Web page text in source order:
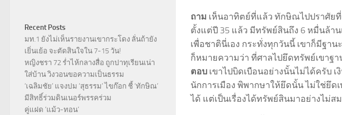
ถาม เห็นอาทิตย์ที่แล้ว ทักษิณไปปราศัยที่
ตั้งแต่ปี 35 แล้ว มีทรัพย์สินถึง 6 หมื่นล้าน
เพื่อชาตินี่เอง กระทั่งทุกวันนี้ เขาก็มีฐา
ก็หมายความว่า ที่ศาลไปยึดทรัพย์เขาฐ
ตอบ เขาไปบิดเบือนอย่างนั้นไม่ได้ครับ
นักการเมือง พิพากษาให้ยึดนั้น ไม่ใช่ยึด
ได้ แต่เป็นเรื่องได้ทรัพย์สินมาอย่างไม่
Recent Posts
มท.1 ยังไม่เห็นรายงานเขากระโดง ลั่นถ้ายัง
เยิ่นเย้อ จะตัดสินใจใน 7-15 วัน!
หญิงชรา 72 ร่ำไห้กลางสื่อ ถูกปาทุเรียนเน่า
ใส่บ้าน วิงวอนขอความเป็นธรรม
‘เฉลิมชัย’ แจงปม ‘สุธรรม’ ไขก๊อก ชี้ ‘ทักษิณ’
มีสิทธิ์ร่วมดินเนอร์พรรคร่วม
คู่แฝด ‘แม้ว-ทอน’